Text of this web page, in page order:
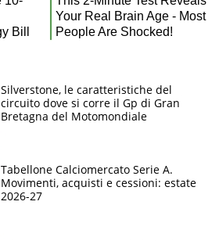
Silverstone, le caratteristiche del
circuito dove si corre il Gp di Gran
Bretagna del Motomondiale
Tabellone Calciomercato Serie A.
Movimenti, acquisti e cessioni: estate
2026-27